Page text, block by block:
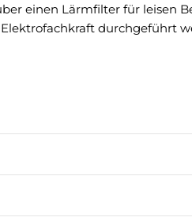
einen Lärmfilter für leisen
durchgeführt